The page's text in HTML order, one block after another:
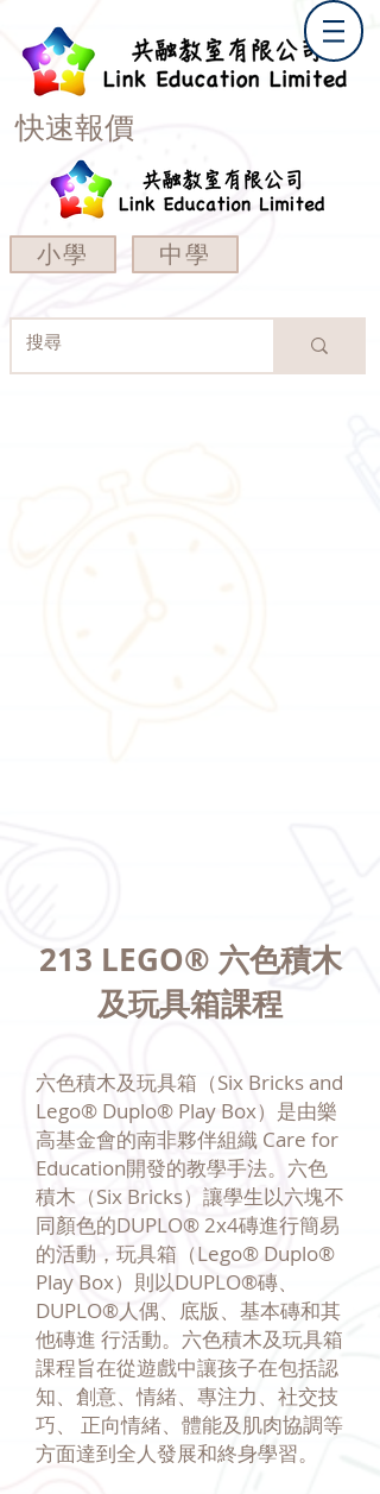
快速報價
小學 中學
213 LEGO® 六色積木
及玩具箱課程
六色積木及玩具箱（Six Bricks and
Lego® Duplo® Play Box）是由樂
高基金會的南非夥伴組織 Care for
Education開發的教學手法。六色
積木（Six Bricks）讓學生以六塊不
同顏色的DUPLO® 2x4磚進行簡易
的活動，玩具箱（Lego® Duplo®
Play Box）則以DUPLO®磚、
DUPLO®人偶、底版、基本磚和其
他磚進 行活動。六色積木及玩具箱
課程旨在從遊戲中讓孩子在包括認
知、創意、情緒、專注力、社交技
巧、 正向情緒、體能及肌肉協調等
方面達到全人發展和終身學習。